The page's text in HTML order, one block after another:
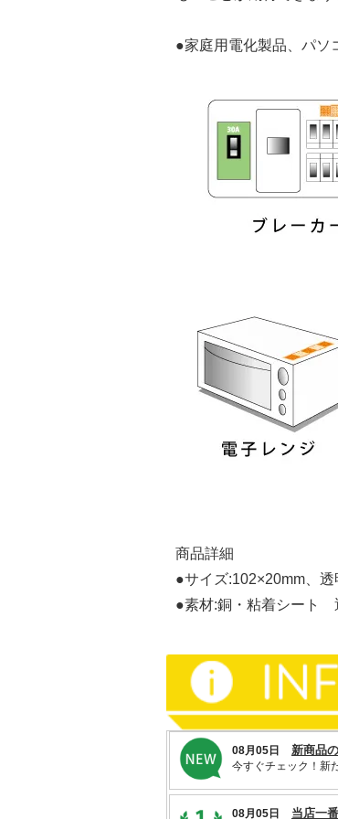
●家庭用電化製品、パソ
商品詳細
●サイズ:102×20mm、
●素材:銅・粘着シート